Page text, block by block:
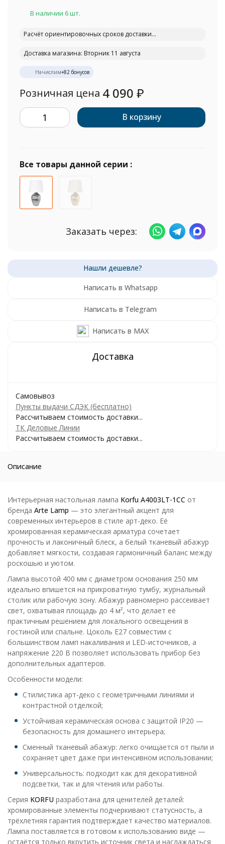
В наличии 6 шт.
Расчёт ориентировочных сроков доставки...
Доставка магазина: Вторник 11 августа
Начислим+82 бонусов
Розничная цена 4 090 ₽
В корзину
Все товары данной серии :
Заказать через:
Написать в Whatsapp
Написать в Telegram
Написать в MAX
Самовывоз
Пункты выдачи СДЭК (бесплатно)
Рассчитываем стоимость доставки...
ТК Деловые Линии
Рассчитываем стоимость доставки...
Описание
Интерьерная настольная лампа Korfu A4003LT-1CC от
бренда Arte Lamp — это элегантный акцент для
современных интерьеров в стиле арт-деко. Её
хромированная керамическая арматура сочетает
прочность и лаконичный блеск, а белый тканевый абажур
добавляет мягкости, создавая гармоничный баланс между
роскошью и уютом.
Лампа высотой 400 мм с диаметром основания 250 мм
идеально впишется на прикроватную тумбу, журнальный
столик или рабочую зону. Абажур равномерно рассеивает
свет, охватывая площадь до 4 м², что делает её
практичным решением для локального освещения в
гостиной или спальне. Цоколь E27 совместим с
большинством ламп накаливания и LED-источников, а
напряжение 220 В позволяет использовать прибор без
дополнительных адаптеров.
Особенности модели:
Стилистика арт-деко с геометричными линиями и
контрастной отделкой;
Устойчивая керамическая основа с защитой IP20 —
безопасность для домашнего интерьера;
Сменный тканевый абажур: легко очищается от пыли и
сохраняет цвет даже при интенсивном использовании;
Универсальность: подходит как для декоративной
подсветки, так и для чтения или работы.
Серия KORFU разработана для ценителей деталей:
хромированные элементы подчеркивают статусность, а
трёхлетняя гарантия подтверждает качество материалов.
Лампа поставляется в готовом к использованию виде —
остаётся только вкрутить источник света и наслаждаться